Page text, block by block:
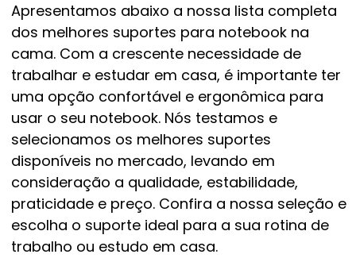
Apresentamos abaixo a nossa lista completa
dos melhores suportes para notebook na
cama. Com a crescente necessidade de
trabalhar e estudar em casa, é importante ter
uma opção confortável e ergonômica para
usar o seu notebook. Nós testamos e
selecionamos os melhores suportes
disponíveis no mercado, levando em
consideração a qualidade, estabilidade,
praticidade e preço. Confira a nossa seleção e
escolha o suporte ideal para a sua rotina de
trabalho ou estudo em casa.